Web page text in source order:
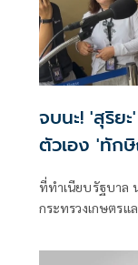
จบนะ! 'สุริย
ตัวเอง 'ทัก
ที่ทำเนียบรัฐบาล
กระทรวงเกษตร